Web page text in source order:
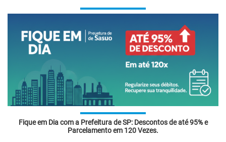
Fique em Dia com a Prefeitura de SP: Descontos de até 95% e
Parcelamento em 120 Vezes.